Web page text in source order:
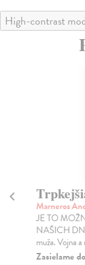
High-contrast
Marneros
JE TO
NAŠICH
muža. Vojna
Zasielame